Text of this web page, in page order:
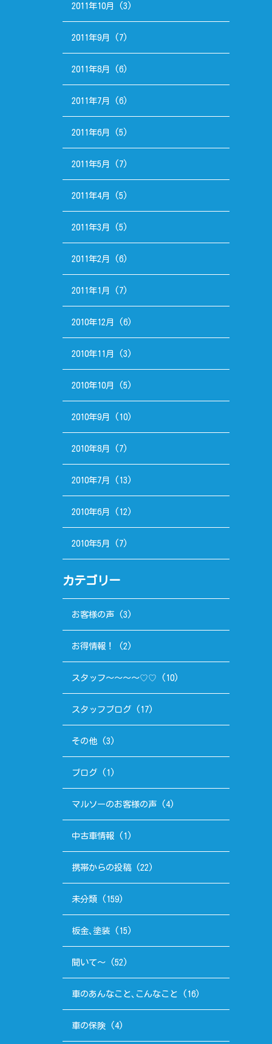
2011年10月 (3)
2011年9月 (7)
2011年8月 (6)
2011年7月 (6)
2011年6月 (5)
2011年5月 (7)
2011年4月 (5)
2011年3月 (5)
2011年2月 (6)
2011年1月 (7)
2010年12月 (6)
2010年11月 (3)
2010年10月 (5)
2010年9月 (10)
2010年8月 (7)
2010年7月 (13)
2010年6月 (12)
2010年5月 (7)
カテゴリー
お客様の声(3)
お得情報！ (2)
スタッフ～～～～♡♡ (10)
スタッフブログ(17)
その他(3)
ブログ(1)
マルソーのお客様の声(4)
中古車情報(1)
携帯からの投稿(22)
未分類 (159)
板金､塗装(15)
聞いて～(52)
車のあんなこと､こんなこと (16)
車の保険(4)